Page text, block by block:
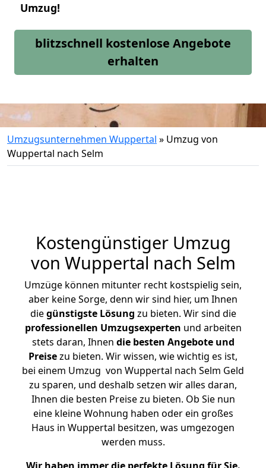
Umzug!
blitzschnell kostenlose Angebote
erhalten
Umzugsunternehmen Wuppertal » Umzug von
Wuppertal nach Selm
Kostengünstiger Umzug
von Wuppertal nach Selm
Umzüge können mitunter recht kostspielig sein,
aber keine Sorge, denn wir sind hier, um Ihnen
diegünstigste Lösung zu bieten. Wir sind die
professionellen Umzugsexperten und arbeiten
stets daran, Ihnen die besten Angebote und
Preisezu bieten. Wir wissen, wie wichtig es ist,
bei einem Umzug von Wuppertal nach Selm Geld
zu sparen, und deshalb setzen wir alles daran,
Ihnen die besten Preise zu bieten. Ob Sie nun
eine kleine Wohnung haben oder ein großes
Haus in Wuppertal besitzen, was umgezogen
werden muss.